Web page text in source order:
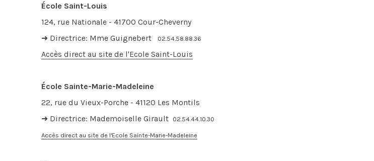
École Saint-Louis
124, rue Nationale - 41700 Cour-Cheverny
➜ Directrice: Mme Guignebert
02.54.58.88.36
Accès direct au site de l'Ecole Saint-Louis
École Sainte-Marie-Madeleine
22, rue du Vieux-Porche - 41120 Les Montils
➜ Directrice: Mademoiselle Girault 02.54.44.10.30
Accès direct au site de l'Ecole Sainte-Marie-Madeleine